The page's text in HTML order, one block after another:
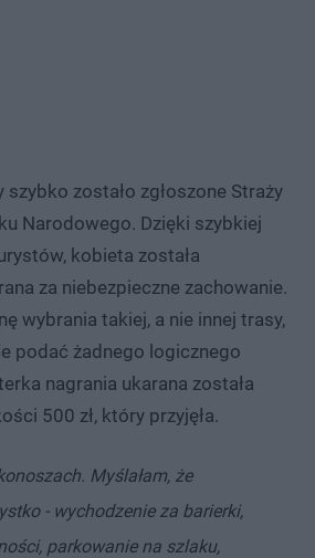
zostało zgłoszone Straży
Narodowego. Dzięki szybkiej
kobieta została
za niebezpieczne zachowanie.
wybrania takiej, a nie innej trasy,
podać żadnego logicznego
nagrania ukarana została
500 zł, który przyjęła.
Myślałam, że
- wychodzenie za barierki,
parkowanie na szlaku,